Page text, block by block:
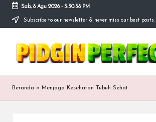
Skip
content
Sab, 8 Agu 2026- 5:30:59 PM
Subscribe to our newsletter & never miss our best posts.
P
d
g
Bersama
kita
depan
yang
Beranda » Menjaga Kesehatan Tubuh Sehat